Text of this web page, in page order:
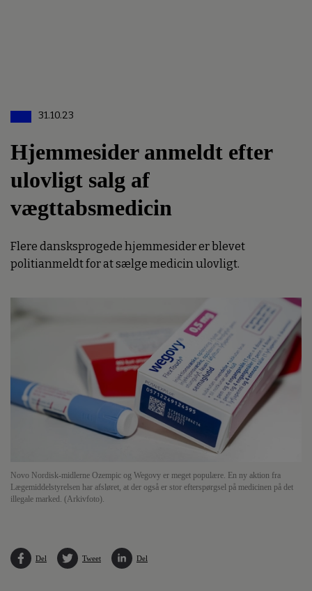
31.10.23
Hjemmesider anmeldt efter
ulovligt salg af
vægttabsmedicin
Flere dansksprogede hjemmesider er blevet
politianmeldt for at sælge medicin ulovligt.
Novo Nordisk-midlerne Ozempic og Wegovy er meget populære. En ny aktion fra
Lægemiddelstyrelsen har afsløret, at der også er stor efterspørgsel på medicinen på det
illegale marked. (Arkivfoto).
Del Tweet Del